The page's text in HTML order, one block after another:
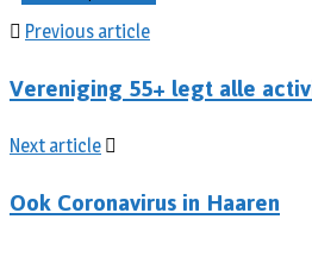
Previous article
Vereniging 55+ legt alle
Next article
Ook Coronavirus in Haaren